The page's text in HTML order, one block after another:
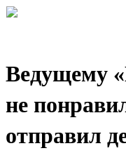
Ведущему
не
отправил